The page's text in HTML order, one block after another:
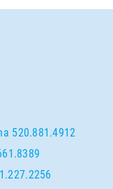
520.881.4912